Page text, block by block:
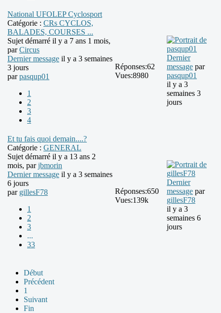
National UFOLEP Cyclosport
Catégorie : CRs CYCLOS,
BALADES, COURSES ...
Sujet démarré il y a 7 ans 1 mois,
parCircus
Dernier message il y a 3 semaines
3 jours
parpasqup01
1
2
3
4
Réponses:62
Vues:8980
Dernier
message par
pasqup01
il y a 3
semaines 3
jours
Et tu fais quoi demain....?
Catégorie : GENERAL
Sujet démarré il y a 13 ans 2
mois, parjbmorin
Dernier message il y a 3 semaines
6 jours
par gillesF78
1
2
3
...
33
Réponses:650
Vues:139k
Dernier
message par
gillesF78
il y a 3
semaines 6
jours
Début
Précédent
1
Suivant
Fin